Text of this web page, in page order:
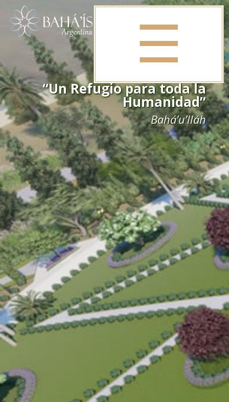
☰
“Un Refugio para toda la
Humanidad”
Bahá’u’lláh